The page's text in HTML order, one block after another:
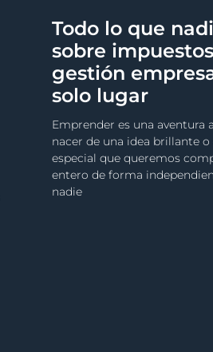
Todo lo que
sobre
gestión
solo lugar
Emprender es una aventura
nacer de una idea brillante
especial que queremos
entero de forma
nadie